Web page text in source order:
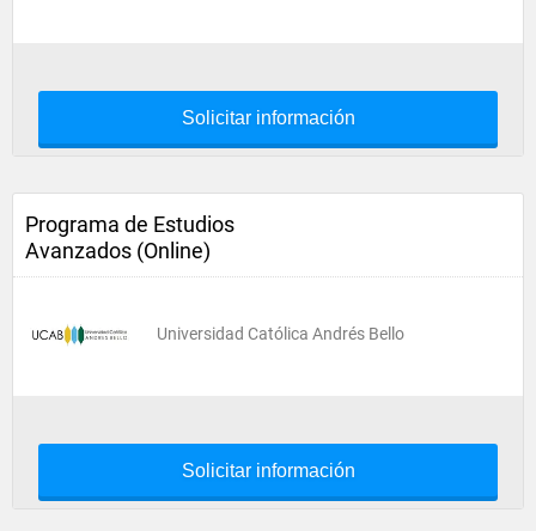
Solicitar información
Programa de Estudios
Avanzados (Online)
Universidad Católica Andrés Bello
Solicitar información